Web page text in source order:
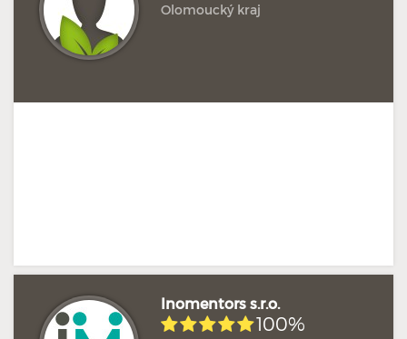
Olomoucký kraj
Inomentors s.r.o.
100%
Hodnoceno: 3×